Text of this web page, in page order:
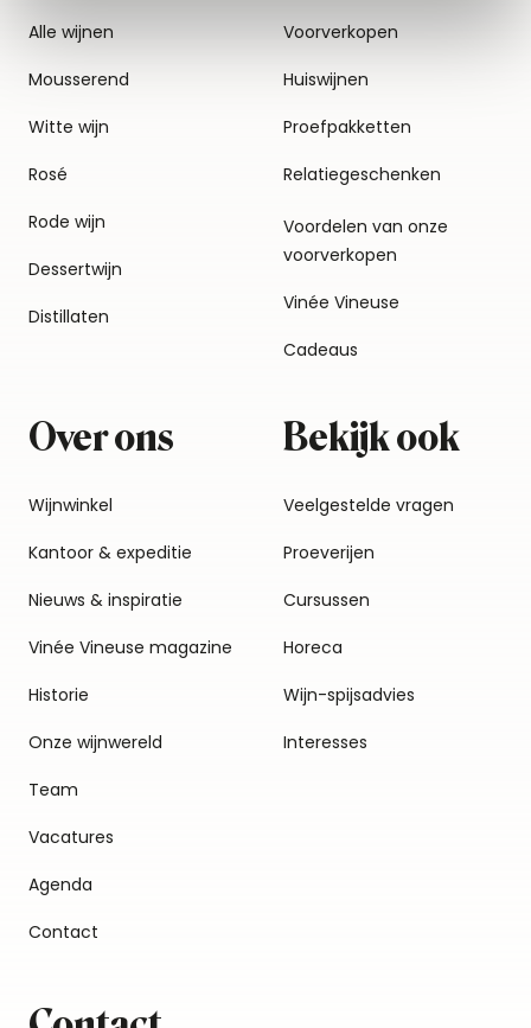
Alle wijnen
Mousserend
Witte wijn
Rosé
Rode wijn
Dessertwijn
Distillaten
Voorverkopen
Huiswijnen
Proefpakketten
Relatiegeschenken
Voordelen van onze
voorverkopen
Vinée Vineuse
Cadeaus
Over ons
Wijnwinkel
Kantoor & expeditie
Nieuws & inspiratie
Vinée Vineuse magazine
Historie
Onze wijnwereld
Team
Vacatures
Agenda
Contact
Bekijk ook
Veelgestelde vragen
Proeverijen
Cursussen
Horeca
Wijn-spijsadvies
Interesses